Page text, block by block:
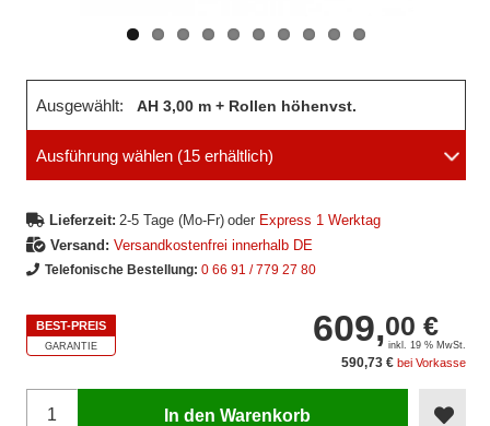
Ausgewählt: AH 3,00 m + Rollen höhenvst.
Ausführung wählen (15 erhältlich)
Lieferzeit: 2-5 Tage (Mo-Fr) oder Express 1 Werktag
Versand: Versandkostenfrei innerhalb DE
Telefonische Bestellung: 0 66 91 / 779 27 80
BEST-PREIS
GARANTIE 609,00 €
inkl. 19 % MwSt.
590,73 € bei Vorkasse
In den Warenkorb